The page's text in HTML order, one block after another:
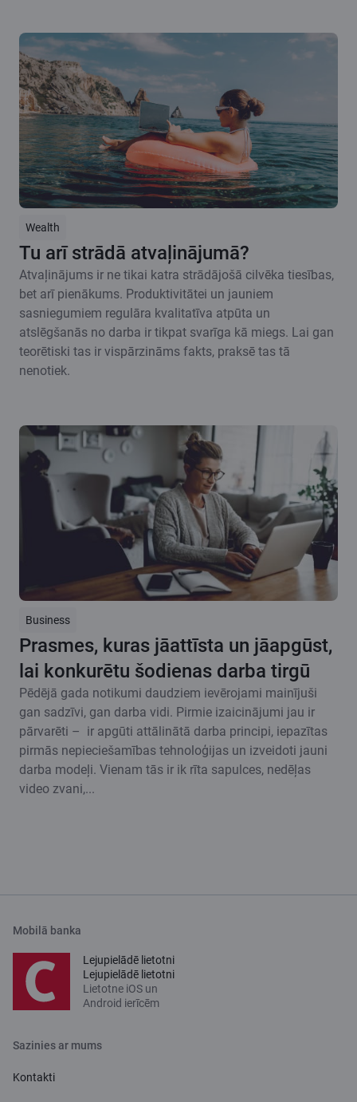
Wealth
Tu arī strādā atvaļinājumā?
Atvaļinājums ir ne tikai katra strādājošā cilvēka tiesības,
bet arī pienākums. Produktivitātei un jauniem
sasniegumiem regulāra kvalitatīva atpūta un
atslēgšanās no darba ir tikpat svarīga kā miegs. Lai gan
teorētiski tas ir vispārzināms fakts, praksē tas tā
nenotiek.
Business
Prasmes, kuras jāattīsta un jāapgūst,
lai konkurētu šodienas darba tirgū
Pēdējā gada notikumi daudziem ievērojami mainījuši
gan sadzīvi, gan darba vidi. Pirmie izaicinājumi jau ir
pārvarēti – ir apgūti attālinātā darba principi, iepazītas
pirmās nepieciešamības tehnoloģijas un izveidoti jauni
darba modeļi. Vienam tās ir ik rīta sapulces, nedēļas
video zvani,...
Mobilā banka
Lejupielādē lietotni
Lejupielādē lietotni
Lietotne iOS un
Android ierīcēm
Sazinies ar mums
Kontakti